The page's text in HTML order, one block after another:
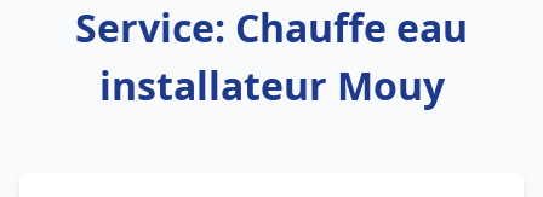
Service: Chauffe eau
installateur Mouy